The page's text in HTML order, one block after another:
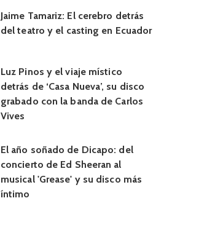
Jaime Tamariz: El cerebro detrás
del teatro y el casting en Ecuador
Luz Pinos y el viaje místico
detrás de ‘Casa Nueva’, su disco
grabado con la banda de Carlos
Vives
El año soñado de Dicapo: del
concierto de Ed Sheeran al
musical 'Grease' y su disco más
íntimo